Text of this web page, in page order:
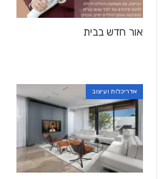
אור חדש בבית
אדריכלות ועיצוב